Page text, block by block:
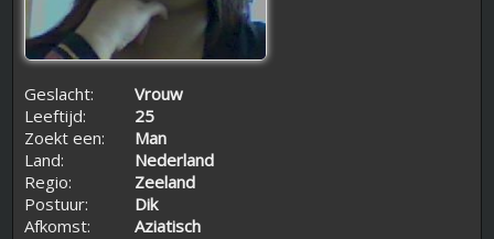
Geslacht:
Vrouw
Leeftijd:
25
Zoekt een:
Man
Land:
Nederland
Regio:
Zeeland
Postuur:
Dik
Afkomst:
Aziatisch